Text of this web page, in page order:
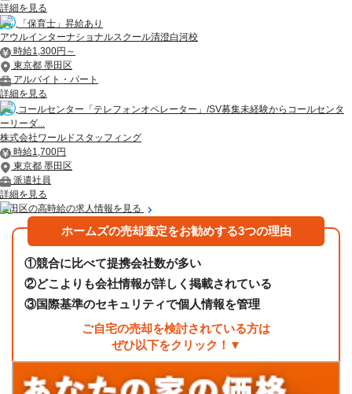
詳細を見る
「保育士」昇給あり
アウルインターナショナルスクール清澄白河校
時給1,300円～
東京都 墨田区
アルバイト・パート
詳細を見る
コールセンター「テレフォンオペレーター」/SV募集未経験からコールセンタ
ーリーダ...
株式会社ワールドスタッフィング
時給1,700円
東京都 墨田区
派遣社員
詳細を見る
墨田区の高時給の求人情報を見る
ホームズの売却査定をお勧めする3つの理由
①競合に比べて提携会社数が多い
②どこよりも会社情報が詳しく掲載されている
③国際基準のセキュリティで個人情報を管理
ご自宅の売却を検討されている方は
ぜひ以下をクリック！▼